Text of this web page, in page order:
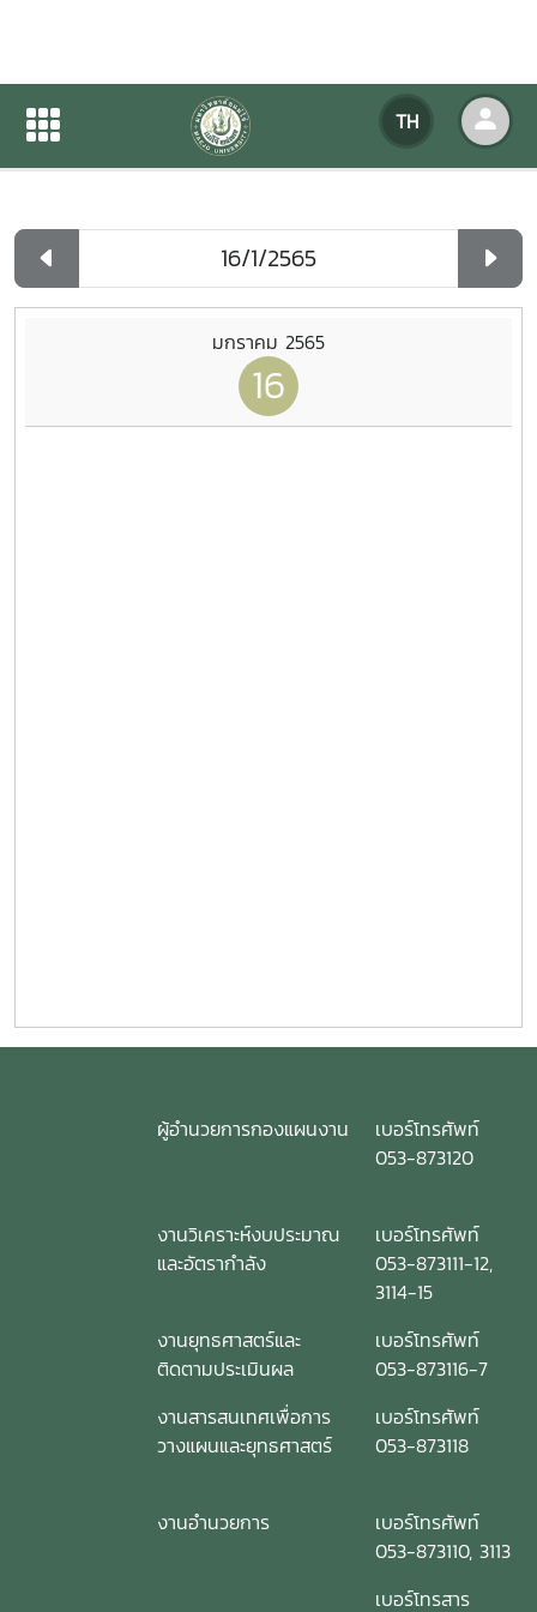
TH
ปฏิทินกิจกรรมของหน่วยงาน
ปฏิทินกิจกรรมของหน่วยงาน
มกราคม 2565
16
ผู้อำนวยการกองแผนงาน
เบอร์โทรศัพท์
053-873120
งานวิเคราะห์งบประมาณ
และอัตรากำลัง
เบอร์โทรศัพท์
053-873111-12,
3114-15
งานยุทธศาสตร์และ
ติดตามประเมินผล
เบอร์โทรศัพท์
053-873116-7
งานสารสนเทศเพื่อการ
วางแผนและยุทธศาสตร์
เบอร์โทรศัพท์
053-873118
งานอำนวยการ
เบอร์โทรศัพท์
053-873110, 3113
เบอร์โทรสาร